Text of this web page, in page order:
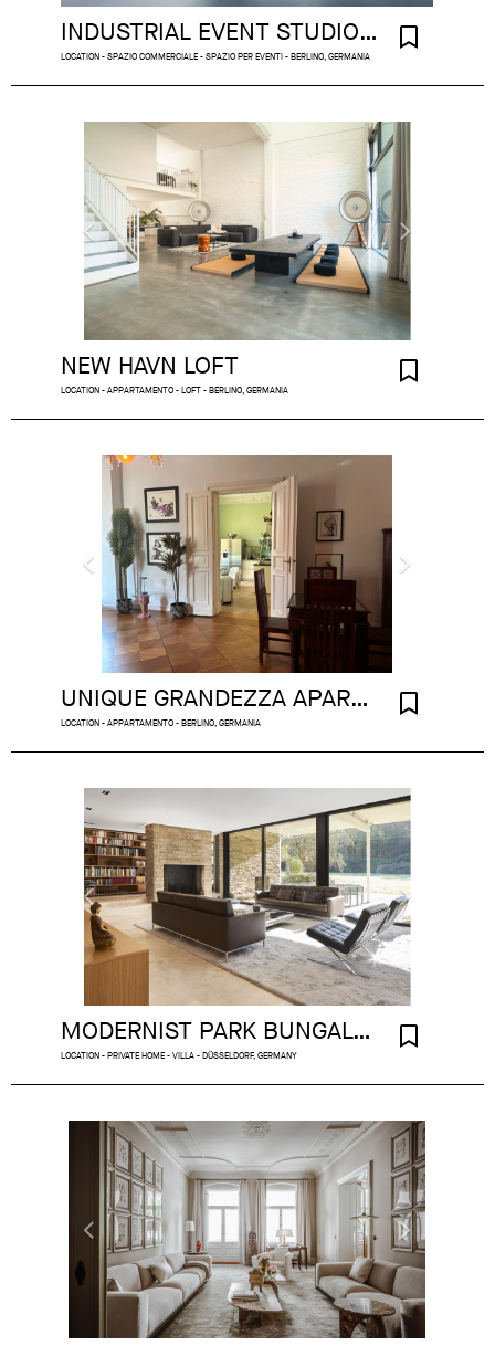
INDUSTRIAL EVENT STUDIO BERLIN
LOCATION - SPAZIO COMMERCIALE - SPAZIO PER EVENTI - BERLINO, GERMANIA
NEW HAVN LOFT
LOCATION - APPARTAMENTO - LOFT - BERLINO, GERMANIA
UNIQUE GRANDEZZA APARTMENT A REAL MODERN BERLIN SALON
LOCATION - APPARTAMENTO - BERLINO, GERMANIA
MODERNIST PARK BUNGALOW DUSSELDORF
LOCATION - PRIVATE HOME - VILLA - DÜSSELDORF, GERMANY